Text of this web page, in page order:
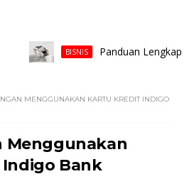
FEATURES
BISNIS Panduan Lengkap
MENGGUNAKAN KARTU KREDIT INDIGO
Menggunakan
Bank